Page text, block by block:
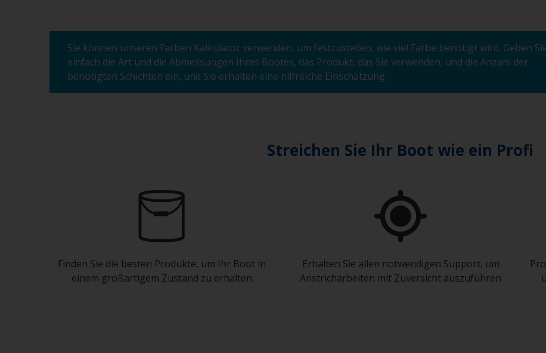
Sie können unseren Farben Kalkulator verwenden, um festzustellen, wie viel Farbe benötigt wird. Geben
einfach die Art und die Abmessungen Ihres Bootes, das Produkt, das Sie verwenden, und die Anzahl der
benötigten Schichten ein, und Sie erhalten eine hilfreiche Einschätzung.
Streichen Sie Ihr Boot wie ein Profi
Finden Sie die besten Produkte, um Ihr Boot in
einem großartigem Zustand zu erhalten
Erhalten Sie allen notwendigen Support, um
Anstricharbeiten mit Zuversicht auszuführen